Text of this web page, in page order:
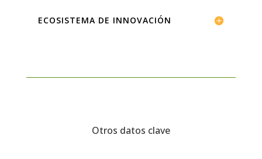
ECOSISTEMA DE INNOVACIÓN
Otros datos clave